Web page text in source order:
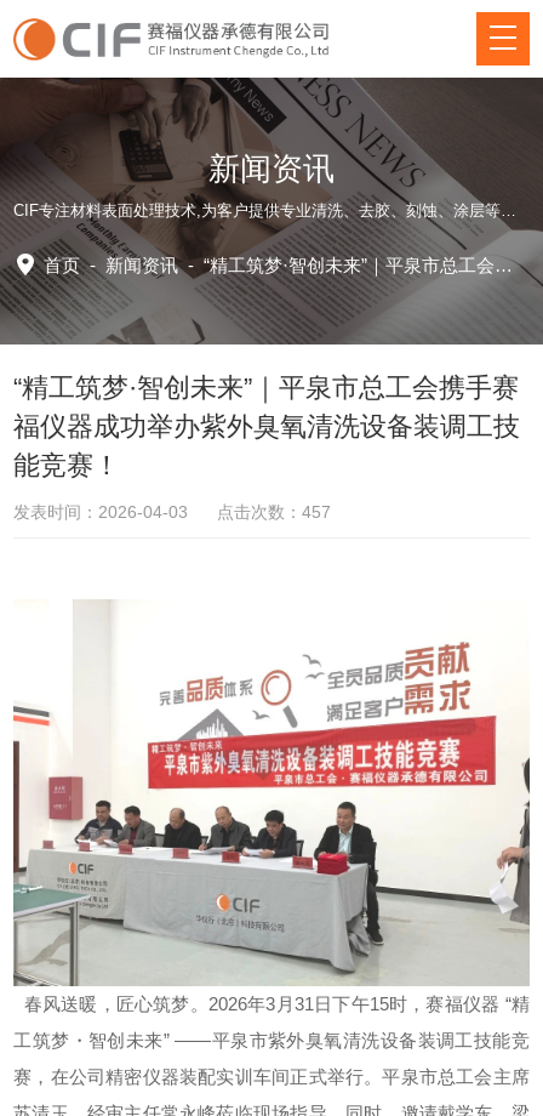
新闻资讯
CIF专注材料表面处理技术,为客户提供专业清洗、去胶、刻蚀、涂层等方面仪器装备和应用工艺解决方案！
首页- 新闻资讯-“精工筑梦·智创未来”｜平泉市总工会携手赛福仪器成功举办紫外臭氧清洗设备装调工技能竞赛！
“精工筑梦·智创未来”｜平泉市总工会携手赛
福仪器成功举办紫外臭氧清洗设备装调工技
能竞赛！
发表时间：2026-04-03 点击次数：457
春风送暖，匠心筑梦。2026年3月31日下午15时，赛福仪器 “精
工筑梦・智创未来” ——平泉市紫外臭氧清洗设备装调工技能竞
赛，在公司精密仪器装配实训车间正式举行。平泉市总工会主席